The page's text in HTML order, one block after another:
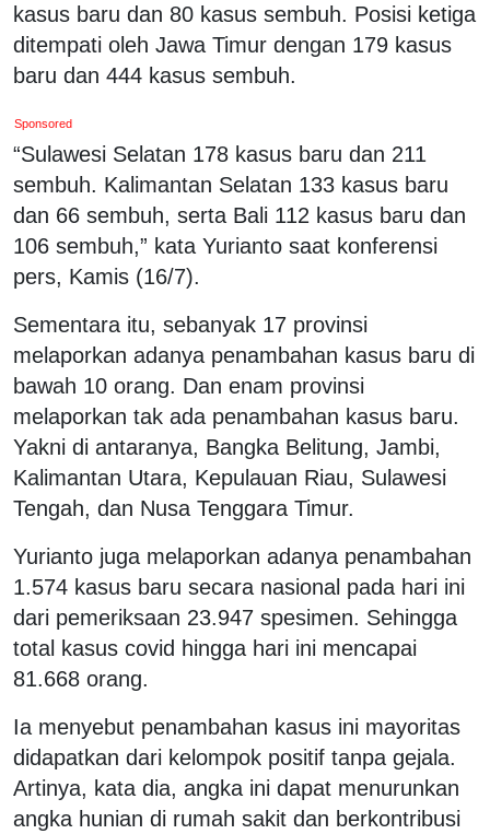
kasus baru dan 80 kasus sembuh. Posisi ketiga
ditempati oleh Jawa Timur dengan 179 kasus
baru dan 444 kasus sembuh.
Sponsored
“Sulawesi Selatan 178 kasus baru dan 211
sembuh. Kalimantan Selatan 133 kasus baru
dan 66 sembuh, serta Bali 112 kasus baru dan
106 sembuh,” kata Yurianto saat konferensi
pers, Kamis (16/7).
Sementara itu, sebanyak 17 provinsi
melaporkan adanya penambahan kasus baru di
bawah 10 orang. Dan enam provinsi
melaporkan tak ada penambahan kasus baru.
Yakni di antaranya, Bangka Belitung, Jambi,
Kalimantan Utara, Kepulauan Riau, Sulawesi
Tengah, dan Nusa Tenggara Timur.
Yurianto juga melaporkan adanya penambahan
1.574 kasus baru secara nasional pada hari ini
dari pemeriksaan 23.947 spesimen. Sehingga
total kasus covid hingga hari ini mencapai
81.668 orang.
Ia menyebut penambahan kasus ini mayoritas
didapatkan dari kelompok positif tanpa gejala.
Artinya, kata dia, angka ini dapat menurunkan
angka hunian di rumah sakit dan berkontribusi